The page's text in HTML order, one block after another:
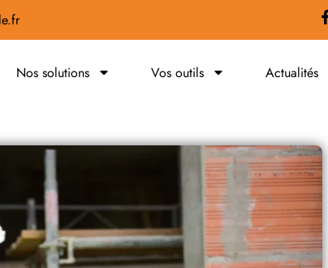
Nos solutions Vos outils Actualités